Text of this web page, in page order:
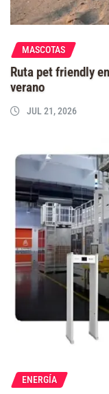
MASCOTAS
Ruta pet friendly
verano
JUL 21, 2026
ENERGÍA